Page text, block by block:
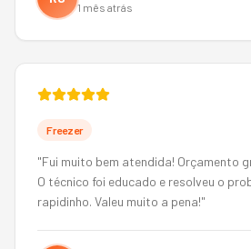
1 mês atrás
Freezer
"Fui muito bem atendida! Orçamento
O técnico foi educado e resolveu o
rapidinho. Valeu muito a pena!"